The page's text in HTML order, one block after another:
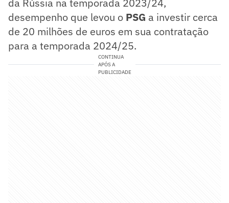
da Rússia na temporada 2023/24,
desempenho que levou o PSG a investir cerca
de 20 milhões de euros em sua contratação
para a temporada 2024/25.
CONTINUA
APÓS A
PUBLICIDADE